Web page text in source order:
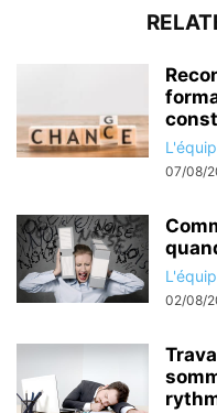
07/08/
02/08/